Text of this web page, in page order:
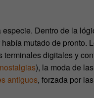
Dentro de la
mutado de pronto.
terminales digitales y
), la moda de
antiguos, forzada por las